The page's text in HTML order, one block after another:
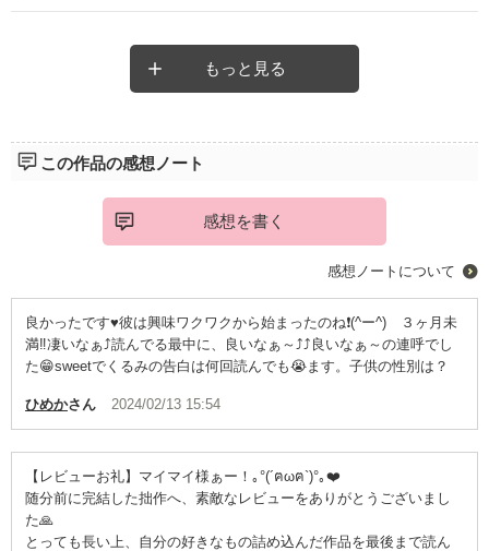
が目に浮かぶような展開にどうなるかと目が離せませんでした！
最後まで飽きずに読めること間違いなし！
ぜひ読んでみてください！
社長との恋の行方と、コンペの行方。
どちらも気になって、ページを捲る手が止まらない素敵な作品で
もっと見る
この作品の感想ノート
感想を書く
感想ノートについて
良かったです♥️彼は興味ワクワクから始まったのね❗(^ー^) ３ヶ月未
満‼️凄いなぁ⤴️読んでる最中に、良いなぁ～⤴️⤴️良いなぁ～の連呼でし
た😁sweetでくるみの告白は何回読んでも😭ます。子供の性別は？
ひめかさん 2024/02/13 15:54
【レビューお礼】マイマイ様ぁー！｡°(´ฅωฅ`)°｡❤️
随分前に完結した拙作へ、素敵なレビューをありがとうございまし
た🙏
とっても長い上、自分の好きなもの詰め込んだ作品を最後まで読ん